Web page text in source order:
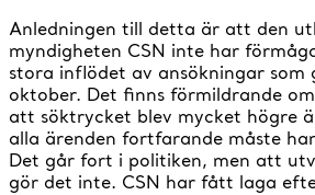
Anledningen till detta är att den
myndigheten CSN inte har
stora inflödet av ansökningar som
oktober. Det finns förmildrande
att söktrycket blev mycket högre
alla ärenden fortfarande måste
Det går fort i politiken, men att
gör det inte. CSN har fått laga